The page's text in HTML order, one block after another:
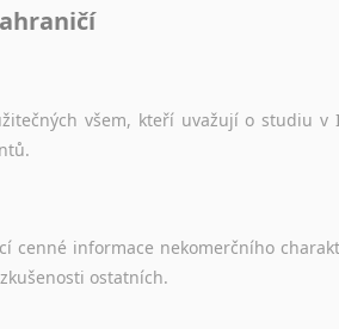
všem, kteří uvažují o studiu v
cenné informace nekomerčního
zkušenosti ostatních.